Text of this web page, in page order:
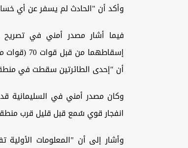
وأكد أن "الحادث لم يسفر عن أي
فيما أشار مصدر أمني في تصريح
إسقاطهما
أن "إحدى الطائرتين سقطت في
وكان مصدر أمني في السليمانية قد
انفجار قوي سُمع قبل قليل قرب
وأشار إلى أن "المعلومات